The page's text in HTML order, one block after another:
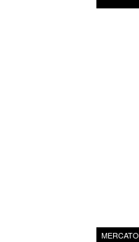
MERCATO